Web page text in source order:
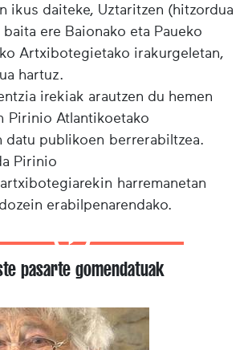
ikus daiteke, Uztaritzen (hitzordua
baita ere Baionako eta Paueko
Artxibotegietako irakurgeletan,
hartuz.
irekiak arautzen du hemen
Pirinio Atlantikoetako
datu publikoen berrerabiltzea.
Pirinio
harremanetan
erabilpenarendako.
pasarte gomendatuak